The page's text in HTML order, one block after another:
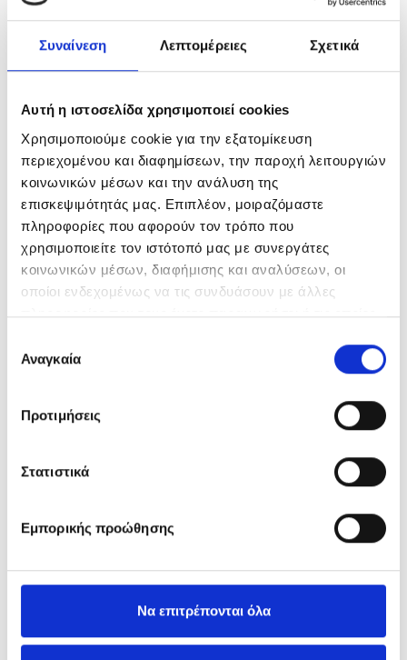
Συναίνεση Λεπτομέρειες Σχετικά
Αυτή η ιστοσελίδα χρησιμοποιεί cookies
Χρησιμοποιούμε cookie για την εξατομίκευση
περιεχομένου και διαφημίσεων, την παροχή λειτουργιών
κοινωνικών μέσων και την ανάλυση της
επισκεψιμότητάς μας. Επιπλέον, μοιραζόμαστε
πληροφορίες που αφορούν τον τρόπο που
χρησιμοποιείτε τον ιστότοπό μας με συνεργάτες
κοινωνικών μέσων, διαφήμισης και αναλύσεων, οι
οποίοι ενδεχομένως να τις συνδυάσουν με άλλες
πληροφορίες που τους έχετε παραχωρήσει ή τις οποίες
των υπηρεσιών τους.
συγκατάθεσης
Αναγκαία
Προτιμήσεις
Στατιστικά
Εμπορικής προώθησης
Να επιτρέπονται όλα
FILAMENT SERIES
Filament Bulbs Non-Dimmable
Filament Candle Bulbs C35
Filament Candle Bulbs CF35
Filament Golf Bulbs
Filament Golf Bulbs E14
Filament T25 Bulbs
Filament Candle Bulbs DIM
Filament Golf Bulbs DIM
Filament G95 Bulbs DIM
Filament ST64 Bulbs DIM